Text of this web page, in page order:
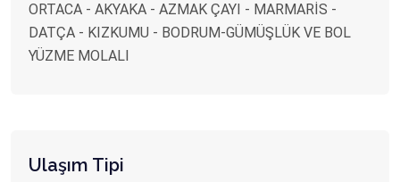
ORTACA - AKYAKA - AZMAK ÇAYI - MARMARİS -
DATÇA - KIZKUMU - BODRUM-GÜMÜŞLÜK VE BOL
YÜZME MOLALI
Ulaşım Tipi